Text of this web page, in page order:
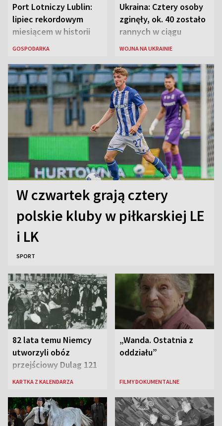
Port Lotniczy Lublin:
lipiec rekordowym
miesiącem w historii
lotniska
GOSPODARKA
Ukraina: Cztery osoby
zginęły, ok. 40 zostało
rannych w ciągu
ostatniej doby w
WOJNA NA UKRAINIE
W czwartek grają cztery
polskie kluby w piłkarskiej LE
i LK
SPORT
82 lata temu Niemcy
utworzyli obóz
przejściowy Dulag 121
KARTKA Z KALENDARZA
„Wanda. Ostatnia z
oddziału”
FILMY DOKUMENTALNE